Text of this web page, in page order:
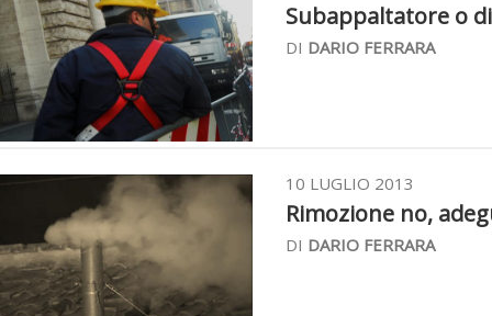
Subappaltatore o
DI DARIO FERRARA
10 LUGLIO 2013
Rimozione no,
DI DARIO FERRARA